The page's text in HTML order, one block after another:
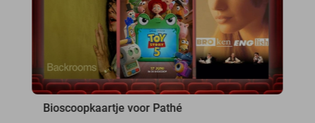
Bioscoopkaartje voor Pathé